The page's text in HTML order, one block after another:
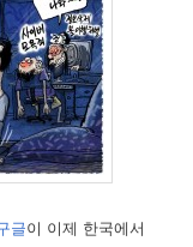
글이 이제 한국에서